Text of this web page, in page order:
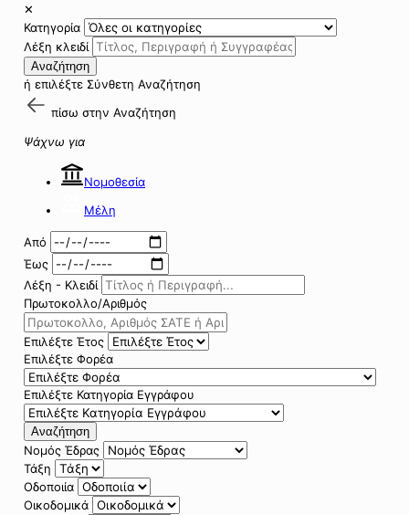
✕
Κατηγορία
Λέξη κλειδί
Αναζήτηση
ή επιλέξτε Σύνθετη Αναζήτηση
πίσω στην Αναζήτηση
Ψάχνω για
Νομοθεσία
Μέλη
Από
Έως
Λέξη - Κλειδί
Πρωτοκολλο/Αριθμός
Επιλέξτε Έτος
Επιλέξτε Φορέα
Επιλέξτε Κατηγορία Εγγράφου
Αναζήτηση
Νομός Έδρας
Τάξη
Οδοποιία
Οικοδομικά